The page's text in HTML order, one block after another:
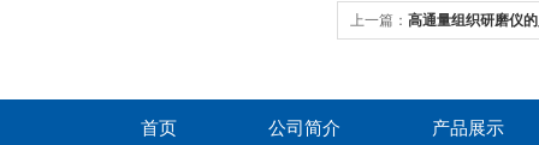
上一篇： 高通量组织研磨仪
首页 公司简介 产品展示